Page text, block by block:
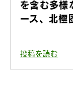
を含む多様
ース、北極
投稿を読む